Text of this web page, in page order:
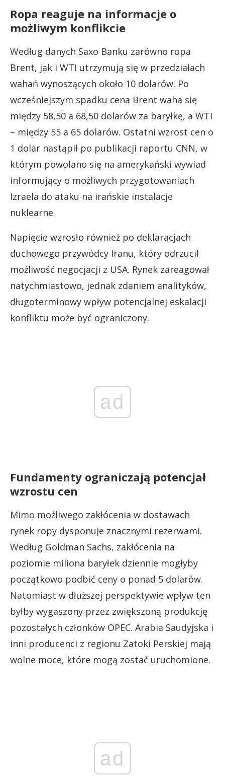
Ropa reaguje na informacje o
możliwym konflikcie
Według danych Saxo Banku zarówno ropa
Brent, jak i WTI utrzymują się w przedziałach
wahań wynoszących około 10 dolarów. Po
wcześniejszym spadku cena Brent waha się
między 58,50 a 68,50 dolarów za baryłkę, a WTI
– między 55 a 65 dolarów. Ostatni wzrost cen o
1 dolar nastąpił po publikacji raportu CNN, w
którym powołano się na amerykański wywiad
informujący o możliwych przygotowaniach
Izraela do ataku na irańskie instalacje
nuklearne.
Napięcie wzrosło również po deklaracjach
duchowego przywódcy Iranu, który odrzucił
możliwość negocjacji z USA. Rynek zareagował
natychmiastowo, jednak zdaniem analityków,
długoterminowy wpływ potencjalnej eskalacji
konfliktu może być ograniczony.
ad
Fundamenty ograniczają potencjał
wzrostu cen
Mimo możliwego zakłócenia w dostawach
rynek ropy dysponuje znacznymi rezerwami.
Według Goldman Sachs, zakłócenia na
poziomie miliona baryłek dziennie mogłyby
początkowo podbić ceny o ponad 5 dolarów.
Natomiast w dłuższej perspektywie wpływ ten
byłby wygaszony przez zwiększoną produkcję
pozostałych członków OPEC. Arabia Saudyjska i
inni producenci z regionu Zatoki Perskiej mają
wolne moce, które mogą zostać uruchomione.
ad